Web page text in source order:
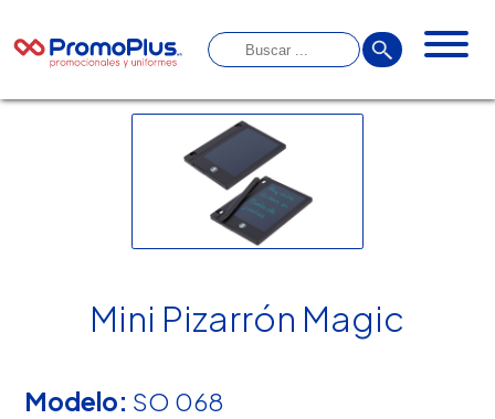
Mini Pizarrón Magic
Modelo: SO 068